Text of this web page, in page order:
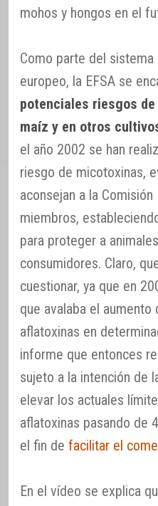
mohos y hongos en el
Como parte del
europeo, la EFSA se
potenciales riesgos
maíz y en otros
el año 2002 se han
riesgo de micotoxinas,
aconsejan a la
miembros,
para proteger a
consumidores. Claro,
cuestionar, ya que en
que avalaba el
aflatoxinas en
informe que entonces
sujeto a la intención de
elevar los actuales
aflatoxinas pasando de
el fin de facilitar el
En el vídeo se explica